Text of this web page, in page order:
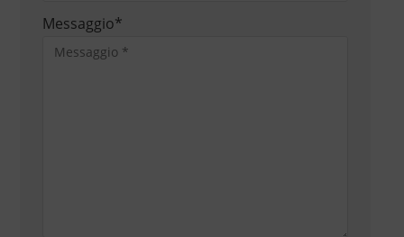
Messaggio*